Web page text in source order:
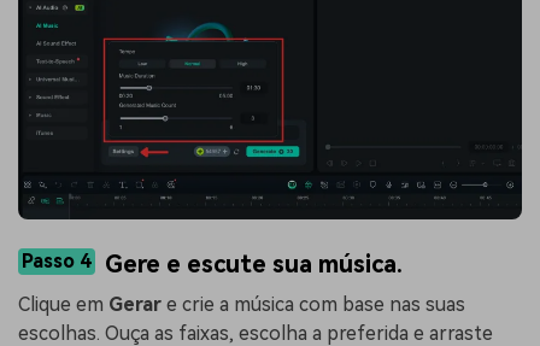
Passo 4 Gere e escute sua música.
Clique em Gerar e crie a música com base nas suas
escolhas. Ouça as faixas, escolha a preferida e arraste